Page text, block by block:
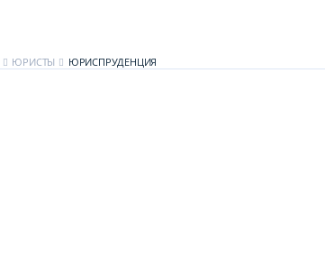
ЮРИСТЫ ЮРИСПРУДЕНЦИЯ